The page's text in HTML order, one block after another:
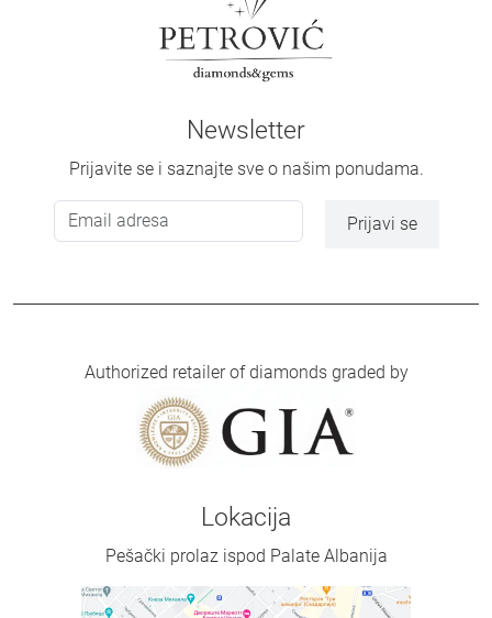
Newsletter
Prijavite se i saznajte sve o našim ponudama.
Prijavi se
Authorized retailer of diamonds graded by
Lokacija
Pešački prolaz ispod Palate Albanija